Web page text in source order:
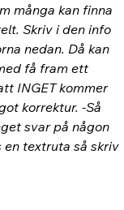
många kan finna
Skriv i den info
nedan. Då kan
få fram ett
INGET kommer
korrektur. -Så
svar på någon
textruta så skriv